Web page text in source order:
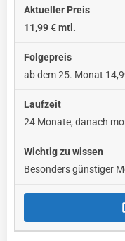
11,99 € mtl.
ab dem 25. Monat
24 Monate, danach
Besonders günstiger